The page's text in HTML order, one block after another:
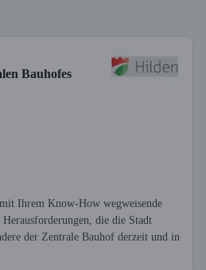
Bauhofes
Ihrem Know-How wegweisende
die die Stadt
der Zentrale Bauhof derzeit und in